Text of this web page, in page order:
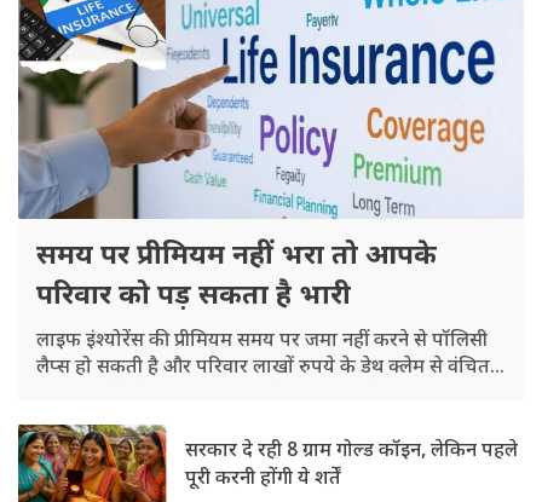
समय पर प्रीमियम नहीं भरा तो आपके
परिवार को पड़ सकता है भारी
लाइफ इंश्योरेंस की प्रीमियम समय पर जमा नहीं करने से पॉलिसी
लैप्स हो सकती है और परिवार लाखों रुपये के डेथ क्लेम से वंचित
नहीं कि पॉलिसी सक्रिय हो गई है.
सरकार दे रही 8 ग्राम गोल्ड कॉइन, लेकिन पहले
पूरी करनी होंगी ये शर्तें